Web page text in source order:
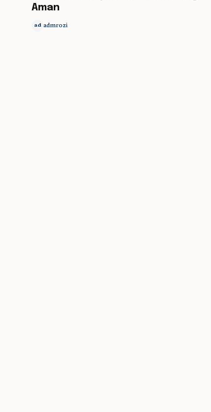
Aman
ad admrozi